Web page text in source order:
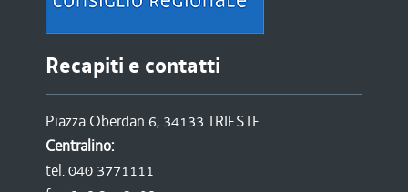
Recapiti e contatti
Piazza Oberdan 6, 34133 TRIESTE
Centralino:
tel. 040 3771111